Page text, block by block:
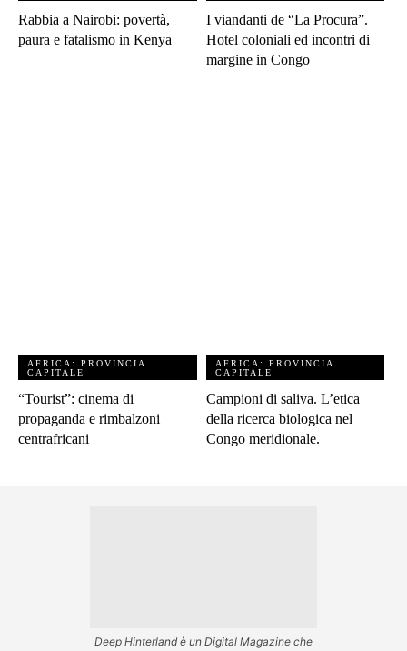
Rabbia a Nairobi: povertà,
paura e fatalismo in Kenya
I viandanti de “La Procura”.
Hotel coloniali ed incontri di
margine in Congo
AFRICA: PROVINCIA
CAPITALE
“Tourist”: cinema di
propaganda e rimbalzoni
centrafricani
AFRICA: PROVINCIA
CAPITALE
Campioni di saliva. L’etica
della ricerca biologica nel
Congo meridionale.
Deep Hinterland è un Digital Magazine che